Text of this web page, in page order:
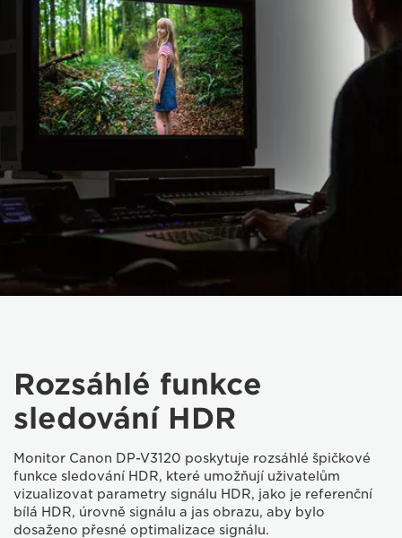
Rozsáhlé funkce
sledování HDR
Monitor Canon DP-V3120 poskytuje rozsáhlé špičkové
funkce sledování HDR, které umožňují uživatelům
vizualizovat parametry signálu HDR, jako je referenční
bílá HDR, úrovně signálu a jas obrazu, aby bylo
dosaženo přesné optimalizace signálu.